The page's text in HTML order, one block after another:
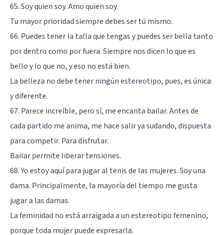
65. Soy quien soy. Amo quien soy.
Tu mayor prioridad siempre debes ser tú mismo.
66. Puedes tener la talla que tengas y puedes ser bella tanto
por dentro como por fuera. Siempre nos dicen lo que es
bello y lo que no, y eso no está bien.
La belleza no debe tener ningún estereotipo, pues, es única
y diferente.
67. Parece increíble, pero sí, me encanta bailar. Antes de
cada partido me anima, me hace salir ya sudando, dispuesta
para competir. Para disfrutar.
Bailar permite liberar tensiones.
68. Yo estoy aquí para jugar al tenis de las mujeres. Soy una
dama. Principalmente, la mayoría del tiempo me gusta
jugar a las damas.
La feminidad no está arraigada a un estereotipo femenino,
porque toda mujer puede expresarla.